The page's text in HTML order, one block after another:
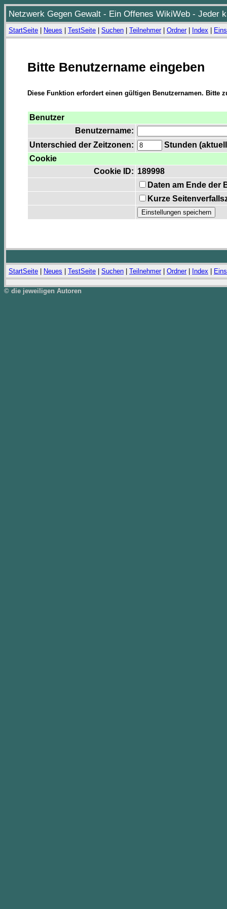
Netzwerk Gegen Gewalt - Ein Offenes WikiWeb - Jeder
StartSeite Neues TestSeite Suchen Teilnehmer| Ordner| Index
Bitte Benutzername eingeben
Diese Funktion erfordert einen gültigen Benutzernamen. Bitte
Benutzer
Benutzername:
Unterschied der Zeitzonen:
Stunden
Cookie
Cookie ID: 189998
Daten am Ende der
Kurze
StartSeite Neues TestSeite Suchen Teilnehmer| Ordner| Index
© die jeweiligen Autoren